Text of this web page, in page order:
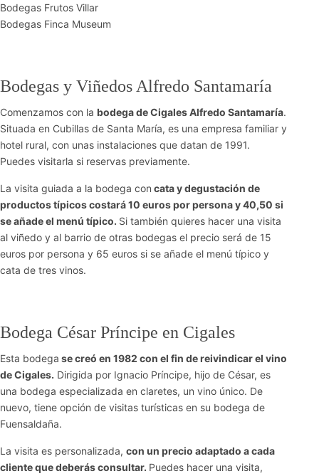
Bodegas Frutos Villar
Bodegas Finca Museum
Bodegas y Viñedos Alfredo Santamaría
Comenzamos con la bodega de Cigales Alfredo Santamaría.
Situada en Cubillas de Santa María, es una empresa familiar y
hotel rural, con unas instalaciones que datan de 1991.
Puedes visitarla si reservas previamente.
La visita guiada a la bodega con cata y degustación de
productos típicos costará 10 euros por persona y 40,50 si
se añade el menú típico. Si también quieres hacer una visita
al viñedo y al barrio de otras bodegas el precio será de 15
euros por persona y 65 euros si se añade el menú típico y
cata de tres vinos.
Bodega César Príncipe en Cigales
Esta bodega se creó en 1982 con el fin de reivindicar el vino
de Cigales. Dirigida por Ignacio Príncipe, hijo de César, es
una bodega especializada en claretes, un vino único. De
nuevo, tiene opción de visitas turísticas en su bodega de
Fuensaldaña.
La visita es personalizada, con un precio adaptado a cada
cliente que deberás consultar. Puedes hacer una visita,